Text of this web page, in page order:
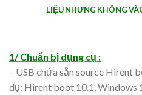
LIỆU NHƯNG KHÔNG
1/ Chuẩn bị dụng cụ :
– USB chứa sẵn source Hirent
dụ: Hirent boot 10.1, Windows